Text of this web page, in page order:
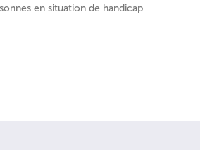
en situation de handicap